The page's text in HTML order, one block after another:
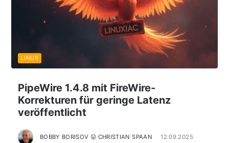
PipeWire 1.4.8 mit FireWire-
Korrekturen für geringe Latenz
veröffentlicht
BOBBY BORISOV 😛 CHRISTIAN SPAAN 12.09.2025
LINUX